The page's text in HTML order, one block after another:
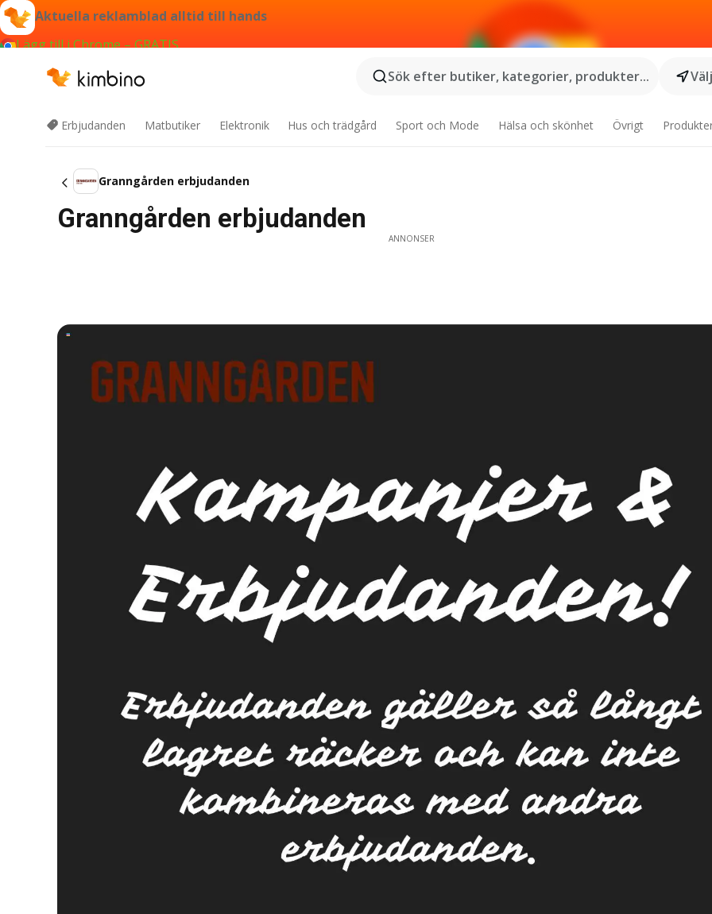
Aktuella reklamblad alltid till hands
Lägg till i Chrome – GRATIS
Sök efter butiker, kategorier, produkter...
Erbjudanden Matbutiker Elektronik Hus och trädgård Sport och Mode Hälsa och skönhet Övrigt
Granngården erbjudanden
Granngården erbjudanden
ANNONSER